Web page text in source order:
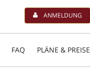
ANMELDUNG
FAQ PLÄNE & PREISE